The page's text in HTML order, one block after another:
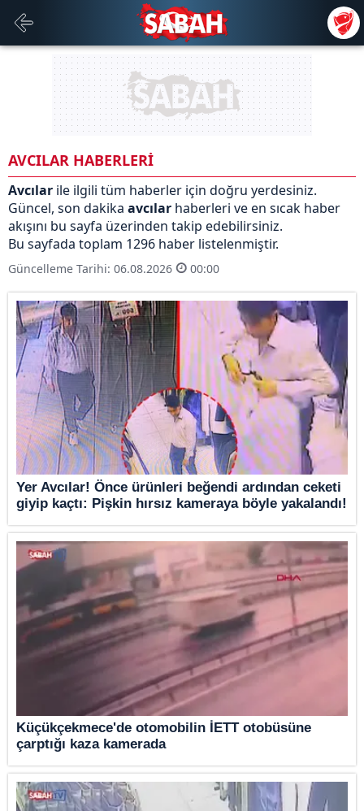
AVCILAR HABERLERİ
Avcılar ile ilgili tüm haberler için doğru yerdesiniz.
Güncel, son dakika avcılar haberleri ve en sıcak haber
akışını bu sayfa üzerinden takip edebilirsiniz.
Bu sayfada toplam 1296 haber listelenmiştir.
Güncelleme Tarihi: 06.08.2026 00:00
Yer Avcılar! Önce ürünleri beğendi ardından ceketi
giyip kaçtı: Pişkin hırsız kameraya böyle yakalandı!
Küçükçekmece'de otomobilin İETT otobüsüne
çarptığı kaza kamerada